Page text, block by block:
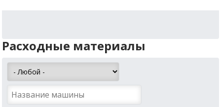
Расходные материалы